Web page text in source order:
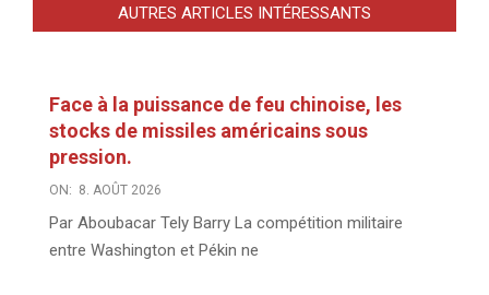
AUTRES ARTICLES INTÉRESSANTS
Face à la puissance de feu chinoise, les
stocks de missiles américains sous
pression.
ON: 8. AOÛT 2026
Par Aboubacar Tely Barry La compétition militaire
entre Washington et Pékin ne